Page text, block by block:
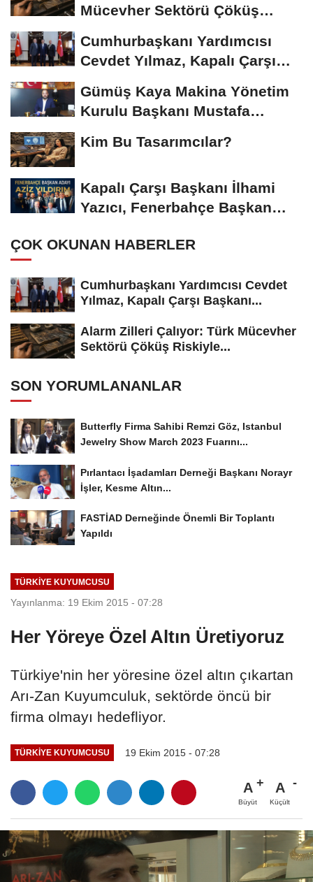
Mücevher Sektörü Çöküş
Cumhurbaşkanı Yardımcısı
Cevdet Yılmaz, Kapalı Çarşı
Gümüş Kaya Makina Yönetim
Kurulu Başkanı Mustafa
Kim Bu Tasarımcılar?
Kapalı Çarşı Başkanı İlhami
Yazıcı, Fenerbahçe Başkan
ÇOK OKUNAN HABERLER
Cumhurbaşkanı Yardımcısı Cevdet
Yılmaz, Kapalı Çarşı Başkanı...
Alarm Zilleri Çalıyor: Türk Mücevher
Sektörü Çöküş Riskiyle...
SON YORUMLANANLAR
Butterfly Firma Sahibi Remzi Göz, Istanbul
Jewelry Show March 2023 Fuarını...
Pırlantacı İşadamları Derneği Başkanı Norayr
İşler, Kesme Altın...
FASTİAD Derneğinde Önemli Bir Toplantı
Yapıldı
TÜRKIYE KUYUMCUSU
Yayınlanma: 19 Ekim 2015 - 07:28
Her Yöreye Özel Altın Üretiyoruz
Türkiye'nin her yöresine özel altın çıkartan
Arı-Zan Kuyumculuk, sektörde öncü bir
firma olmayı hedefliyor.
TÜRKIYE KUYUMCUSU 19 Ekim 2015 - 07:28
A
Büyüt
A
Küçült